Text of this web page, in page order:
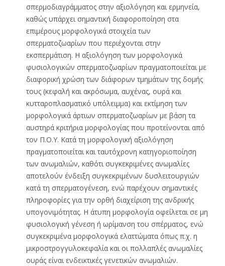
σπερμοδιαγράμματος στην αξιολόγηση και ερμηνεία,
καθώς υπάρχει σημαντική διαφοροποίηση στα
επιμέρους μορφολογικά στοιχεία των
σπερματοζωαρίων που περιέχονται στην
εκσπερμάτιση. Η αξιολόγηση των μορφολογικά
φυσιολογικών σπερματοζωαρίων πραγματοποιείται με
διαφορική χρώση των διάφορων τμημάτων της δομής
τους (κεφαλή και ακρόσωμα, αυχένας, ουρά και
κυτταροπλασματικό υπόλειμμα) και εκτίμηση των
μορφολογικά άρτιων σπερματοζωαρίων με βάση τα
αυστηρά κριτήρια μορφολογίας που προτείνονται από
τον Π.Ο.Υ. Κατά τη μορφολογική αξιολόγηση
πραγματοποιείται και ταυτόχρονη κατηγοριοποίηση
των ανωμαλιών, καθότι συγκεκριμένες ανωμαλίες
αποτελούν ένδειξη συγκεκριμένων δυσλειτουργιών
κατά τη σπερματογένεση, ενώ παρέχουν σημαντικές
πληροφορίες για την ορθή διαχείριση της ανδρικής
υπογονιμότητας. Η άτυπη μορφολογία οφείλεται σε μη
φυσιολογική γένεση ή ωρίμανση του σπέρματος, ενώ
συγκεκριμένα μορφολογικά ελαττώματα όπως π.χ. η
μικροστρογγυλοκεφαλία και οι πολλαπλές ανωμαλίες
ουράς είναι ενδεικτικές γενετικών ανωμαλιών.